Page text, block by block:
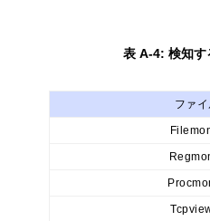
表 A-4: 検知す
ファイ